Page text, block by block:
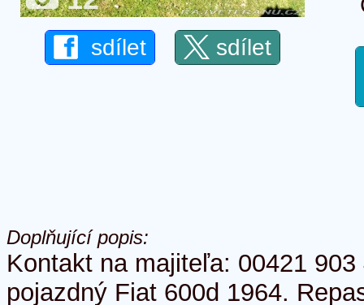
sdílet sdílet
Doplňující popis:
Kontakt na majiteľa: 00421
pojazdný Fiat 600d 1964.